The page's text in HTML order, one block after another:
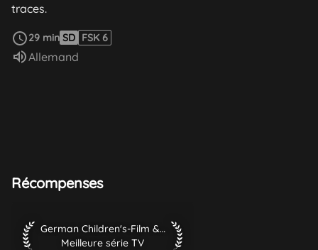
traces.
29 min SD FSK 6
Audio :
Allemand
Récompenses
German Children's-Film & TV-Festival 2003 Meilleure série
German Children's-Film & TV-Festival 2003
Meilleure série TV